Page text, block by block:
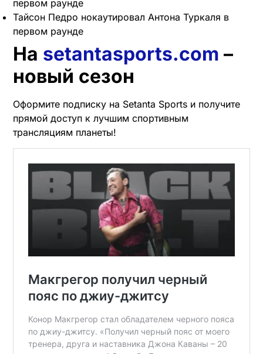
первом раунде
Тайсон Педро нокаутировал Антона Туркаля в
первом раунде
На setantasports.com –
новый сезон
Оформите подписку на Setanta Sports и получите
прямой доступ к лучшим спортивным
трансляциям планеты!